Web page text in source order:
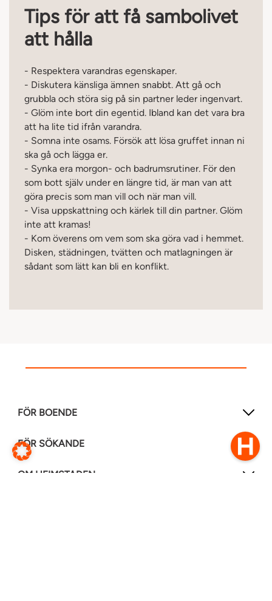
Tips för att få sambolivet
att hålla
- Respektera varandras egenskaper.
- Diskutera känsliga ämnen snabbt. Att gå och
grubbla och störa sig på sin partner leder ingenvart.
- Glöm inte bort din egentid. Ibland kan det vara bra
att ha lite tid ifrån varandra.
- Somna inte osams. Försök att lösa gruffet innan ni
ska gå och lägga er.
- Synka era morgon- och badrumsrutiner. För den
som bott själv under en längre tid, är man van att
göra precis som man vill och när man vill.
- Visa uppskattning och kärlek till din partner. Glöm
inte att kramas!
- Kom överens om vem som ska göra vad i hemmet.
Disken, städningen, tvätten och matlagningen är
sådant som lätt kan bli en konflikt.
FÖR BOENDE
FÖR SÖKANDE
OM HEIMSTADEN